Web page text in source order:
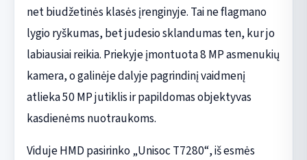
net biudžetinės klasės įrenginyje. Tai ne flagmano
lygio ryškumas, bet judesio sklandumas ten, kur jo
labiausiai reikia. Priekyje įmontuota 8 MP asmenukių
kamera, o galinėje dalyje pagrindinį vaidmenį
atlieka 50 MP jutiklis ir papildomas objektyvas
kasdienėms nuotraukoms.
Viduje HMD pasirinko „Unisoc T7280“, iš esmės